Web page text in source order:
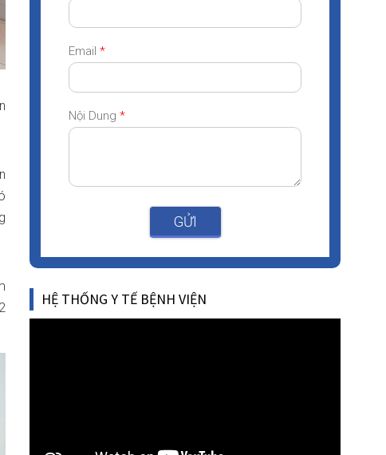
Email *
Nội Dung *
GỬI
HỆ THỐNG Y TẾ BỆNH VIỆN
Video